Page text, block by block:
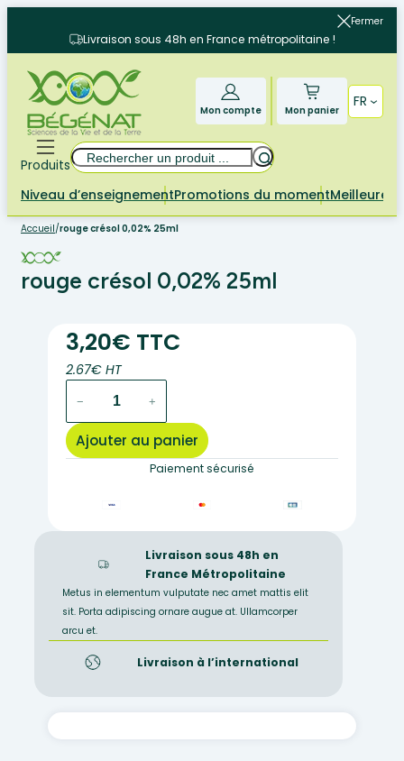
contenu
Fermer
Livraison sous 48h en France métropolitaine !
Mon compte Mon panier
FR
Produits
Rechercher
Niveau d’enseignementPromotions du momentMeilleures
Accueil/rouge crésol 0,02% 25ml
rouge crésol 0,02% 25ml
3,20€ TTC
2.67€ HT
rouge
crésol
− +
Ajouter au panier
Paiement sécurisé
Livraison sous 48h en
France Métropolitaine
Metus in elementum vulputate nec amet mattis elit
sit. Porta adipiscing ornare augue at. Ullamcorper
arcu et.
Livraison à l’international